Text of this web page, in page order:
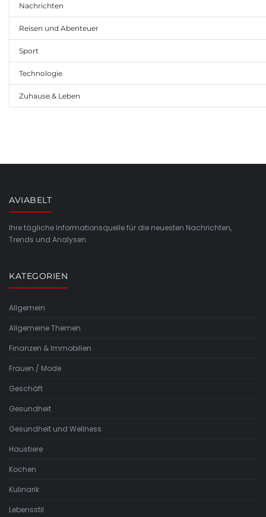
Nachrichten
Reisen und Abenteuer
Sport
Technologie
Zuhause & Leben
AVIABELT
Ihre tägliche Informationsquelle für die neuesten Nachrichten,
Trends und Analysen.
KATEGORIEN
Allgemein
Allgemeine Themen
Finanzen & Immobilien
Frauen / Mode
Geschäft
Gesundheit
Gesundheit und Wellness
Haustiere
Kochen
Kulinarik
Lebensstil